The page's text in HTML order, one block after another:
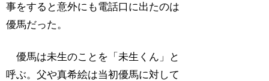
事をすると意外にも電話口に出たのは
優馬だった。
優馬は未生のことを「未生くん」と
呼ぶ。父や真希絵は当初優馬に対して